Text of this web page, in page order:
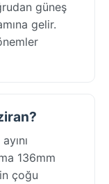
güneş
gelir.
136mm
çoğu